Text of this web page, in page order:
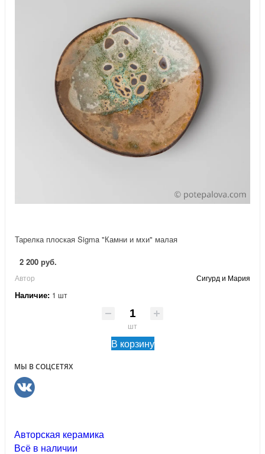
Тарелка плоская Sigma "Камни и мхи" малая
2 200 руб.
Автор Сигурд и Мария
Наличие: 1 шт
шт
В корзину
МЫ В СОЦСЕТЯХ
Авторская керамика
Всё в наличии